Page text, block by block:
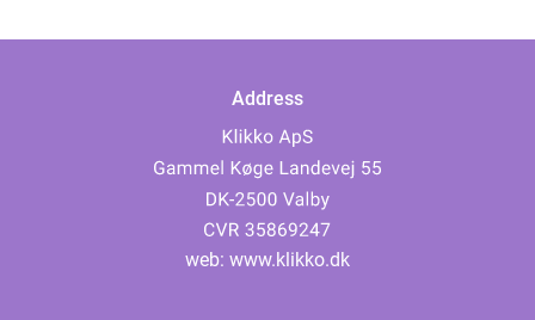
Address
web: www.klikko.dk